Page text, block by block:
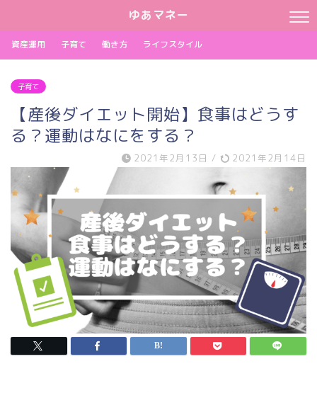
ゆあマネー
資産運用 子育て 働き方 ライフスタイル
子育て
【産後ダイエット開始】食事はどうす
る？運動はなにをする？
2021年2月13日 / 2021年2月14日